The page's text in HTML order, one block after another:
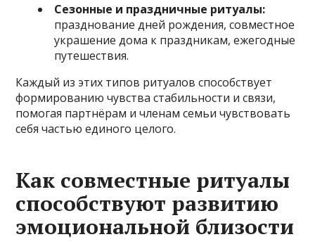
Сезонные и праздничные ритуалы:
празднование дней рождения, совместное
украшение дома к праздникам, ежегодные
путешествия.
Каждый из этих типов ритуалов способствует
формированию чувства стабильности и связи,
помогая партнёрам и членам семьи чувствовать
себя частью единого целого.
Как совместные ритуалы
способствуют развитию
эмоциональной близости